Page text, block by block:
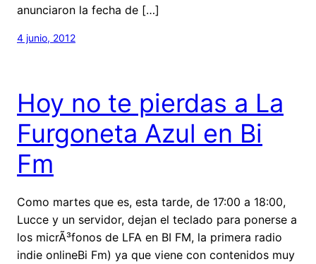
anunciaron la fecha de […]
4 junio, 2012
Hoy no te pierdas a La
Furgoneta Azul en Bi
Fm
Como martes que es, esta tarde, de 17:00 a 18:00,
Lucce y un servidor, dejan el teclado para ponerse a
los micrÃ³fonos de LFA en BI FM, la primera radio
indie onlineBi Fm) ya que viene con contenidos muy